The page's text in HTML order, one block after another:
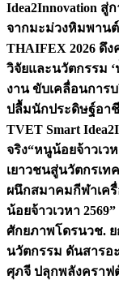
Idea2Innovation สู่
จากมะม่วงหิมพาน
THAIFEX 2026 ดึ
วิจัยและนวัตกรรม
งาน ขับเคลื่อนการ
ปลื้มนักประดิษฐ์อา
TVET Smart
จริง“หนูน้อยจ้าวเว
เยาวชนสู่นวัตกรเ
ผนึกสมาคมกีฬาเครื่
น้อยจ้าวเวหา
ศักยภาพโดรนวช.
นวัตกรรม ดันสารอ
ศุภจี ปลุกพลังคราฟ